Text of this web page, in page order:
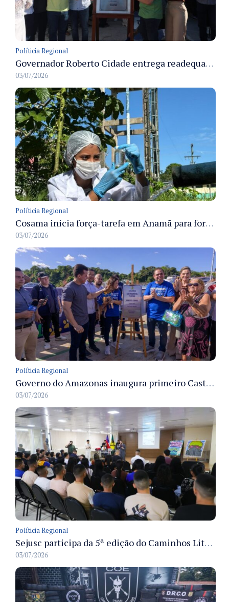
Políticia Regional
Governador Roberto Cidade entrega readequação do ambulatório da FCecon e amplia capacidade de atendimento oncológico em Manaus
03/07/2026
Políticia Regional
Cosama inicia força-tarefa em Anamã para fortalecer abastecimento de água e segurança hídrica da população
03/07/2026
Políticia Regional
Governo do Amazonas inaugura primeiro Castramóvel Fluvial para atendimento veterinário às comunidades ribeirinhas e castração gratuita
03/07/2026
Políticia Regional
Sejusc participa da 5ª edição do Caminhos Literários com foco na cultura hip-hop nas unidades socioeducativas
03/07/2026